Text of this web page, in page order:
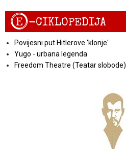
E-CIKLOPEDIJA
Povijesni put Hitlerove 'klonje'
Yugo - urbana legenda
Freedom Theatre (Teatar slobode)